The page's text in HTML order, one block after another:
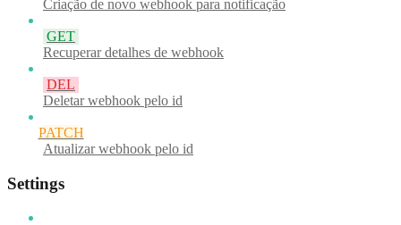
Criação de novo webhook para notificação
GET
Recuperar detalhes de webhook
DEL
Deletar webhook pelo id
PATCH
Atualizar webhook pelo id
Settings